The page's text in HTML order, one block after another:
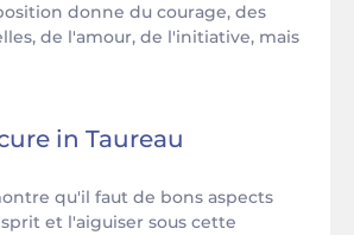
donne du courage, des
de l'amour, de l'initiative, mais
in Taureau
qu'il faut de bons aspects
et l'aiguiser sous cette